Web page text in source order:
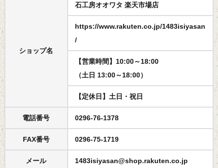
ショップ名
石工房オオワタ 楽天市場店
https://www.rakuten.co.jp/1483isiyasan
/
【営業時間】10:00～18:00
（土日 13:00～18:00）
【定休日】土日・祝日
電話番号 0296-76-1378
FAX番号 0296-75-1719
メール 1483isiyasan@shop.rakuten.co.jp